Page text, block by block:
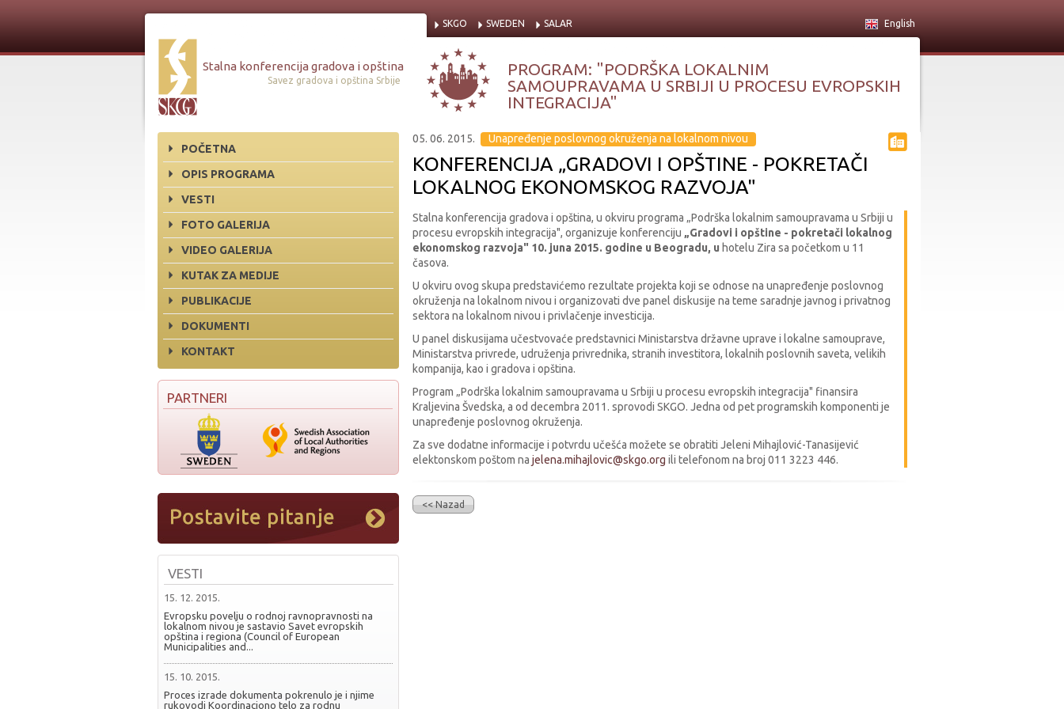
Stalna konferencija gradova i opština
Savez gradova i opština Srbije
SKGO SWEDEN SALAR English
PROGRAM: "PODRŠKA LOKALNIM
SAMOUPRAVAMA U SRBIJI U PROCESU EVROPSKIH
INTEGRACIJA"
POČETNA
OPIS PROGRAMA
VESTI
FOTO GALERIJA
VIDEO GALERIJA
KUTAK ZA MEDIJE
PUBLIKACIJE
DOKUMENTI
KONTAKT
PARTNERI
VESTI
15. 12. 2015.
Evropsku povelju o rodnoj ravnopravnosti na
lokalnom nivou je sastavio Savet evropskih
opština i regiona (Council of European
Municipalities and...
15. 10. 2015.
Proces izrade dokumenta pokrenulo je i njime
rukovodi Koordinaciono telo za rodnu
05. 06. 2015. Unapređenje poslovnog okruženja na lokalnom nivou
KONFERENCIJA „GRADOVI I OPŠTINE - POKRETAČI
LOKALNOG EKONOMSKOG RAZVOJA"
Stalna konferencija gradova i opština, u okviru programa „Podrška lokalnim samoupravama u Srbiji u
procesu evropskih integracija", organizuje konferenciju „Gradovi i opštine - pokretači lokalnog
ekonomskog razvoja" 10. juna 2015. godine u Beogradu, u hotelu Zira sa početkom u 11
časova.
U okviru ovog skupa predstavićemo rezultate projekta koji se odnose na unapređenje poslovnog
okruženja na lokalnom nivou i organizovati dve panel diskusije na teme saradnje javnog i privatnog
sektora na lokalnom nivou i privlačenje investicija.
U panel diskusijama učestvovaće predstavnici Ministarstva državne uprave i lokalne samouprave,
Ministarstva privrede, udruženja privrednika, stranih investitora, lokalnih poslovnih saveta, velikih
kompanija, kao i gradova i opština.
Program „Podrška lokalnim samoupravama u Srbiji u procesu evropskih integracija" finansira
Kraljevina Švedska, a od decembra 2011. sprovodi SKGO. Jedna od pet programskih komponenti je
unapređenje poslovnog okruženja.
Za sve dodatne informacije i potvrdu učešća možete se obratiti Jeleni Mihajlović-Tanasijević
elektonskom poštom na jelena.mihajlovic@skgo.org ili telefonom na broj 011 3223 446.
<< Nazad